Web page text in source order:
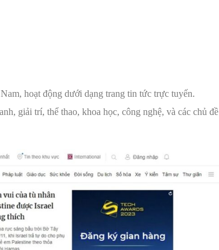
hoạt động dưới dạng trang tin tức trực tuyến.
giải trí, thể thao, khoa học, công nghệ, và các chủ đề